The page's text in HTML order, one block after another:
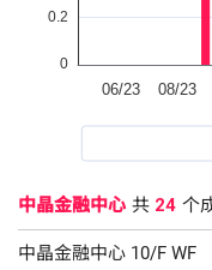
中晶金融中心 共 24 个
中晶金融中心 10/F WF